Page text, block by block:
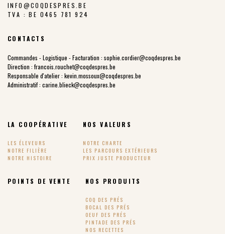
INFO@COQDESPRES.BE
TVA : BE 0465 781 924
CONTACTS
Commandes - Logistique - Facturation : sophie.cordier@coqdespres.be
Direction : francois.rouchet@coqdespres.be
Responsable d'atelier : kevin.mossoux@coqdespres.be
Administratif : carine.blieck@coqdespres.be
LA COOPÉRATIVE
LES ÉLEVEURS
NOTRE FILIÈRE
NOTRE HISTOIRE
NOS VALEURS
NOTRE CHARTE
LES PARCOURS EXTÉRIEURS
PRIX JUSTE PRODUCTEUR
POINTS DE VENTE NOS PRODUITS
COQ DES PRÉS
BOCAL DES PRÉS
OEUF DES PRÉS
PINTADE DES PRÉS
NOS RECETTES